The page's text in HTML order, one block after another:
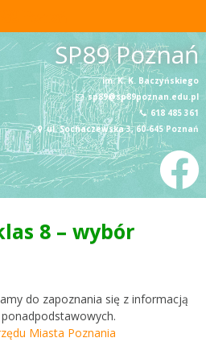
SP89 Poznań
im. K. K. Baczyńskiego
sp89@sp89poznan.edu.pl
618 485 361
ul. Sochaczewska 3, 60-645 Poznań
8 – wybór
do zapoznania się z informacją
Miasta Poznania